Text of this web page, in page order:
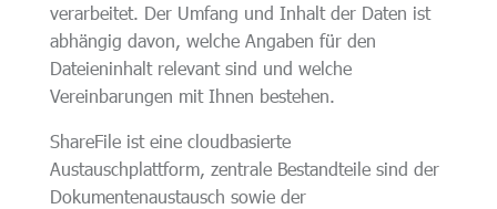
verarbeitet. Der Umfang und Inhalt der Daten ist
abhängig davon, welche Angaben für den
Dateieninhalt relevant sind und welche
Vereinbarungen mit Ihnen bestehen.
ShareFile ist eine cloudbasierte
Austauschplattform, zentrale Bestandteile sind der
Dokumentenaustausch sowie der